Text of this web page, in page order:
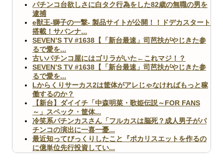
パチンコ台欲しさに白タク行為をした82歳の無職の男を
逮捕
e獣王-獅子の一撃- 製品サイトが公開！！ドデカスタート
搭載！サバンナ...
SEVEN’S TV #1638【「新台最速」司芭扶がやじきた参
るで愛を...
古いパチンコ屋にはゴリラがいた←これマジ！？
SEVEN’S TV #1638【「新台最速」司芭扶がやじきた参
るで愛を...
Lからくりサーカス2は筐体がアレじゃなければもっと稼
働するのか？
【新台】ダイイチ「中森明菜・歌姫伝説～FOR FANS
～」スペック・筐体...
冷笑系パチンカスさん「フルカスは脳死？成人男子がパ
チンコの演出に一喜一憂...
最近知ってびっくりしたこと『ポカリスエットを作るの
に億単位先行投資してい...